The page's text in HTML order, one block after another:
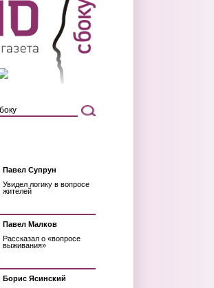
Павел Супрун
Увидел логику в вопросе
жителей
Павел Малков
Рассказал о «вопросе
выживания»
Борис Ясинский